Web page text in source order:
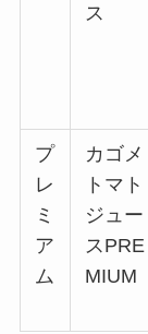
ス
プ
レ
ミ
ア
ム
カゴメ
トマト
ジュー
スPRE
MIUM